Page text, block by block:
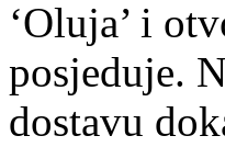
‘Oluja’ i
posjeduje.
dostavu